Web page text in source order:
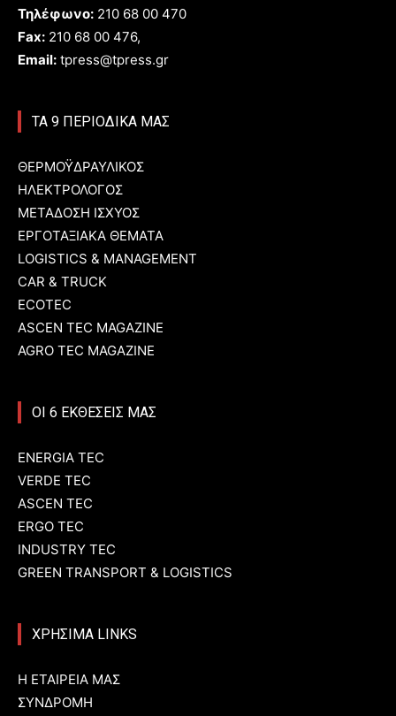
Τηλέφωνο: 210 68 00 470
Fax: 210 68 00 476,
Email: tpress@tpress.gr
ΤΑ 9 ΠΕΡΙΟΔΙΚΑ ΜΑΣ
ΘΕΡΜΟΫΔΡΑΥΛΙΚΟΣ
ΗΛΕΚΤΡΟΛΟΓΟΣ
ΜΕΤΑΔΟΣΗ ΙΣΧΥΟΣ
ΕΡΓΟΤΑΞΙΑΚΑ ΘΕΜΑΤΑ
LOGISTICS & MANAGEMENT
CAR & TRUCK
ECOTEC
ASCEN TEC MAGAZINE
AGRO TEC MAGAZINE
ΟΙ 6 ΕΚΘΕΣΕΙΣ ΜΑΣ
ENERGIA TEC
VERDE TEC
ASCEN TEC
ERGO TEC
INDUSTRY TEC
GREEN TRANSPORT & LOGISTICS
ΧΡΗΣΙΜΑ LINKS
Η ΕΤΑΙΡΕΙΑ ΜΑΣ
ΣΥΝΔΡΟΜΗ